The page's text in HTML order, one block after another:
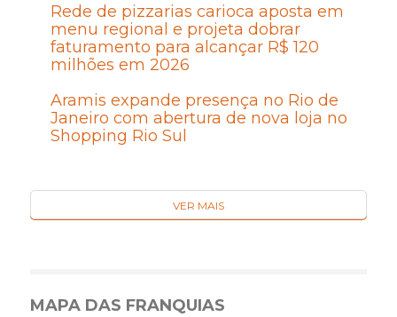
Rede de pizzarias carioca aposta em
menu regional e projeta dobrar
faturamento para alcançar R$ 120
milhões em 2026
Aramis expande presença no Rio de
Janeiro com abertura de nova loja no
Shopping Rio Sul
VER MAIS
MAPA DAS FRANQUIAS